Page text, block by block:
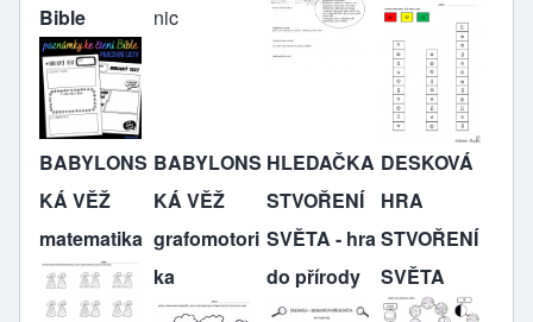
Bible
nic
BABYLONS
KÁ VĚŽ
matematika
BABYLONS
KÁ VĚŽ
grafomotori
ka
HLEDAČKA
STVOŘENÍ
SVĚTA - hra
do přírody
DESKOVÁ
HRA
STVOŘENÍ
SVĚTA